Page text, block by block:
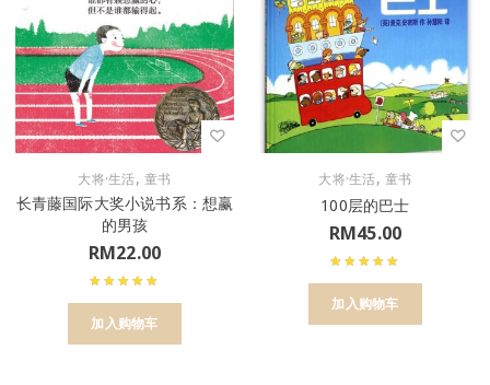
大将·生活,童书
长青藤国际大奖小说书系：想赢
的男孩
RM22.00
加入购物车
大将·生活,童书
100层的巴士
RM45.00
加入购物车